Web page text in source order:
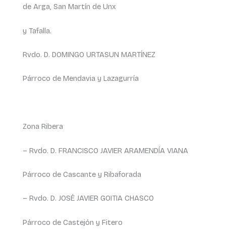
de Arga, San Martín de Unx
y Tafalla.
Rvdo. D. DOMINGO URTASUN MARTÍNEZ
Párroco de Mendavia y Lazagurría
Zona Ribera
– Rvdo. D. FRANCISCO JAVIER ARAMENDÍA VIANA
Párroco de Cascante y Ribaforada
– Rvdo. D. JOSÉ JAVIER GOITIA CHASCO
Párroco de Castejón y Fitero